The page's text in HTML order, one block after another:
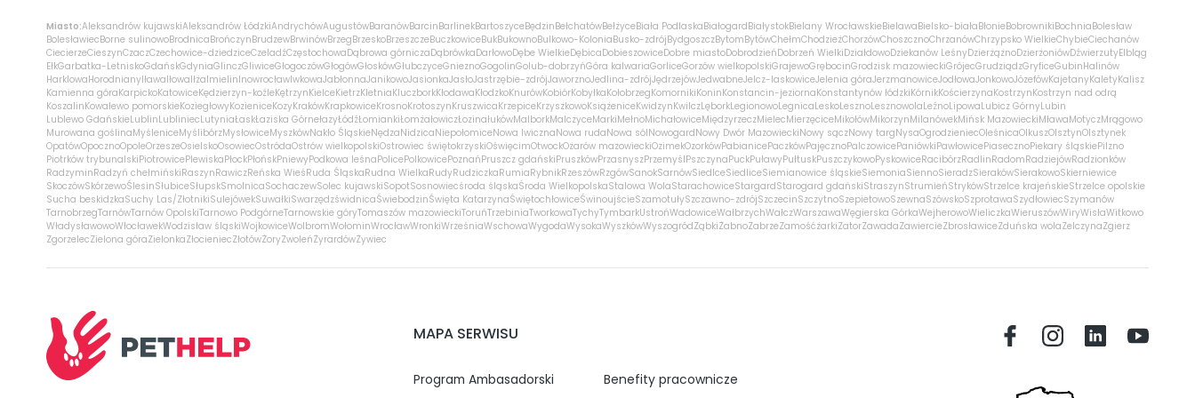
Miasto:Aleksandrów kujawskiAleksandrów ŁódzkiAndrychówAugustówBaranówBarcinBarlinekBartoszyceBędzinBełchatówBełżyceBiała PodlaskaBiałogardBiałystokBielany WrocławskieBielawaBielsko-białaBłonieBobrownikiBochniaBolesław
BolesławiecBorne sulinowoBrodnicaBrończynBrudzewBrwinówBrzegBrzeskoBrzeszczeBuczkowiceBukBukownoBulkowo-KoloniaBusko-zdrójBydgoszczBytomBytówChełmChodzieżChorzówChoszcznoChrzanówChrzypsko WielkieChybieCiechanów
CiecierzeCieszynCzaczCzechowice-dziedziceCzeladźCzęstochowaDąbrowa górniczaDąbrówkaDarłowoDębe WielkieDębicaDobieszowiceDobre miastoDobrodzieńDobrzeń WielkiDziałdowoDziekanów LeśnyDzierżążnoDzierżoniówDźwierzutyElbląg
EłkGarbatka-LetniskoGdańskGdyniaGlinczGliwiceGłogoczówGłogówGłoskówGłubczyceGnieznoGogolinGolub-dobrzyńGóra kalwariaGorliceGorzów wielkopolskiGrajewoGrębocinGrodzisk mazowieckiGrójecGrudziądzGryficeGubinHalinów
HarklowaHorodnianyIławaIłowaIłżaImielinInowrocławIwkowaJabłonnaJanikowoJasionkaJasłoJastrzębie-zdrójJaworznoJedlina-zdrójJędrzejówJedwabneJelcz-laskowiceJelenia góraJerzmanowiceJodłowaJonkowoJózefówKajetanyKaletyKalisz
Kamienna góraKarpickoKatowiceKędzierzyn-koźleKętrzynKielceKietrzKletniaKluczborkKłodawaKłodzkoKnurówKobiórKobyłkaKołobrzegKomornikiKoninKonstancin-jeziornaKonstantynów łódzkiKórnikKościerzynaKostrzynKostrzyn nad odrą
KoszalinKowalewo pomorskieKoziegłowyKozieniceKozyKrakówKrapkowiceKrosnoKrotoszynKruszwicaKrzepiceKrzyszkowoKsiążeniceKwidzynKwilczLęborkLegionowoLegnicaLeskoLesznoLesznowolaLeźnoLipowaLubicz GórnyLubin
Lublewo GdańskieLublinLubliniecLutyniaŁaskŁaziska GórnełazyŁódźŁomiankiŁomżałowiczŁozinałukówMalborkMalczyceMarkiMełnoMichałowiceMiędzyrzeczMielecMierzęciceMikołówMikorzynMilanówekMińsk MazowieckiMławaMotyczMrągowo
Murowana goślinaMyśleniceMyślibórzMysłowiceMyszkówNakło ŚląskieNędzaNidzicaNiepołomiceNowa IwicznaNowa rudaNowa sólNowogardNowy Dwór MazowieckiNowy sączNowy targNysaOgrodzieniecOleśnicaOlkuszOlsztynOlsztynek
OpatówOpocznoOpoleOrzeszeOsielskoOsowiecOstródaOstrów wielkopolskiOstrowiec świętokrzyskiOświęcimOtwockOżarów mazowieckiOzimekOzorkówPabianicePaczkówPajęcznoPalczowicePaniówkiPawłowicePiasecznoPiekary śląskiePilzno
Piotrków trybunalskiPiotrowicePlewiskaPłockPłońskPniewyPodkowa leśnaPolicePolkowicePoznańPruszcz gdańskiPruszkówPrzasnyszPrzemyślPszczynaPuckPuławyPułtuskPuszczykowoPyskowiceRacibórzRadlinRadomRadziejówRadzionków
RadzyminRadzyń chełmińskiRaszynRawiczReńska WieśRuda ŚląskaRudna WielkaRudyRudziczkaRumiaRybnikRzeszówRzgówSanokSarnówSiedlceSiedliceSiemianowice śląskieSiemoniaSiennoSieradzSierakówSierakowoSkierniewice
SkoczówSkórzewoŚlesinSłubiceSłupskSmolnicaSochaczewSolec kujawskiSopotSosnowiecśroda śląskaŚroda WielkopolskaStalowa WolaStarachowiceStargardStarogard gdańskiStraszynStrumieńStrykówStrzelce krajeńskieStrzelce opolskie
Sucha beskidzkaSuchy Las/ZłotnikiSulejówekSuwałkiSwarzędzświdnicaŚwiebodzinŚwięta KatarzynaŚwiętochłowiceŚwinoujścieSzamotułySzczawno-zdrójSzczecinSzczytnoSzepietowoSzewnaSzówskoSzprotawaSzydłowiecSzymanów
TarnobrzegTarnówTarnów OpolskiTarnowo PodgórneTarnowskie góryTomaszów mazowieckiToruńTrzebiniaTworkowaTychyTymbarkUstrońWadowiceWałbrzychWałczWarszawaWęgierska GórkaWejherowoWieliczkaWieruszówWiryWisłaWitkowo
WładysławowoWłocławekWodzisław śląskiWojkowiceWolbromWołominWrocławWronkiWrześniaWschowaWygodaWysokaWyszkówWyszogródZąbkiŻabnoZabrzeZamośćżarkiZatorZawadaZawiercieZbrosławiceZduńska wolaZelczynaZgierz
ZgorzelecZielona góraZielonkaZłocieniecZłotówŻoryZwoleńŻyrardówŻywiec
MAPA SERWISU
Program Ambasadorski Benefity pracownicze